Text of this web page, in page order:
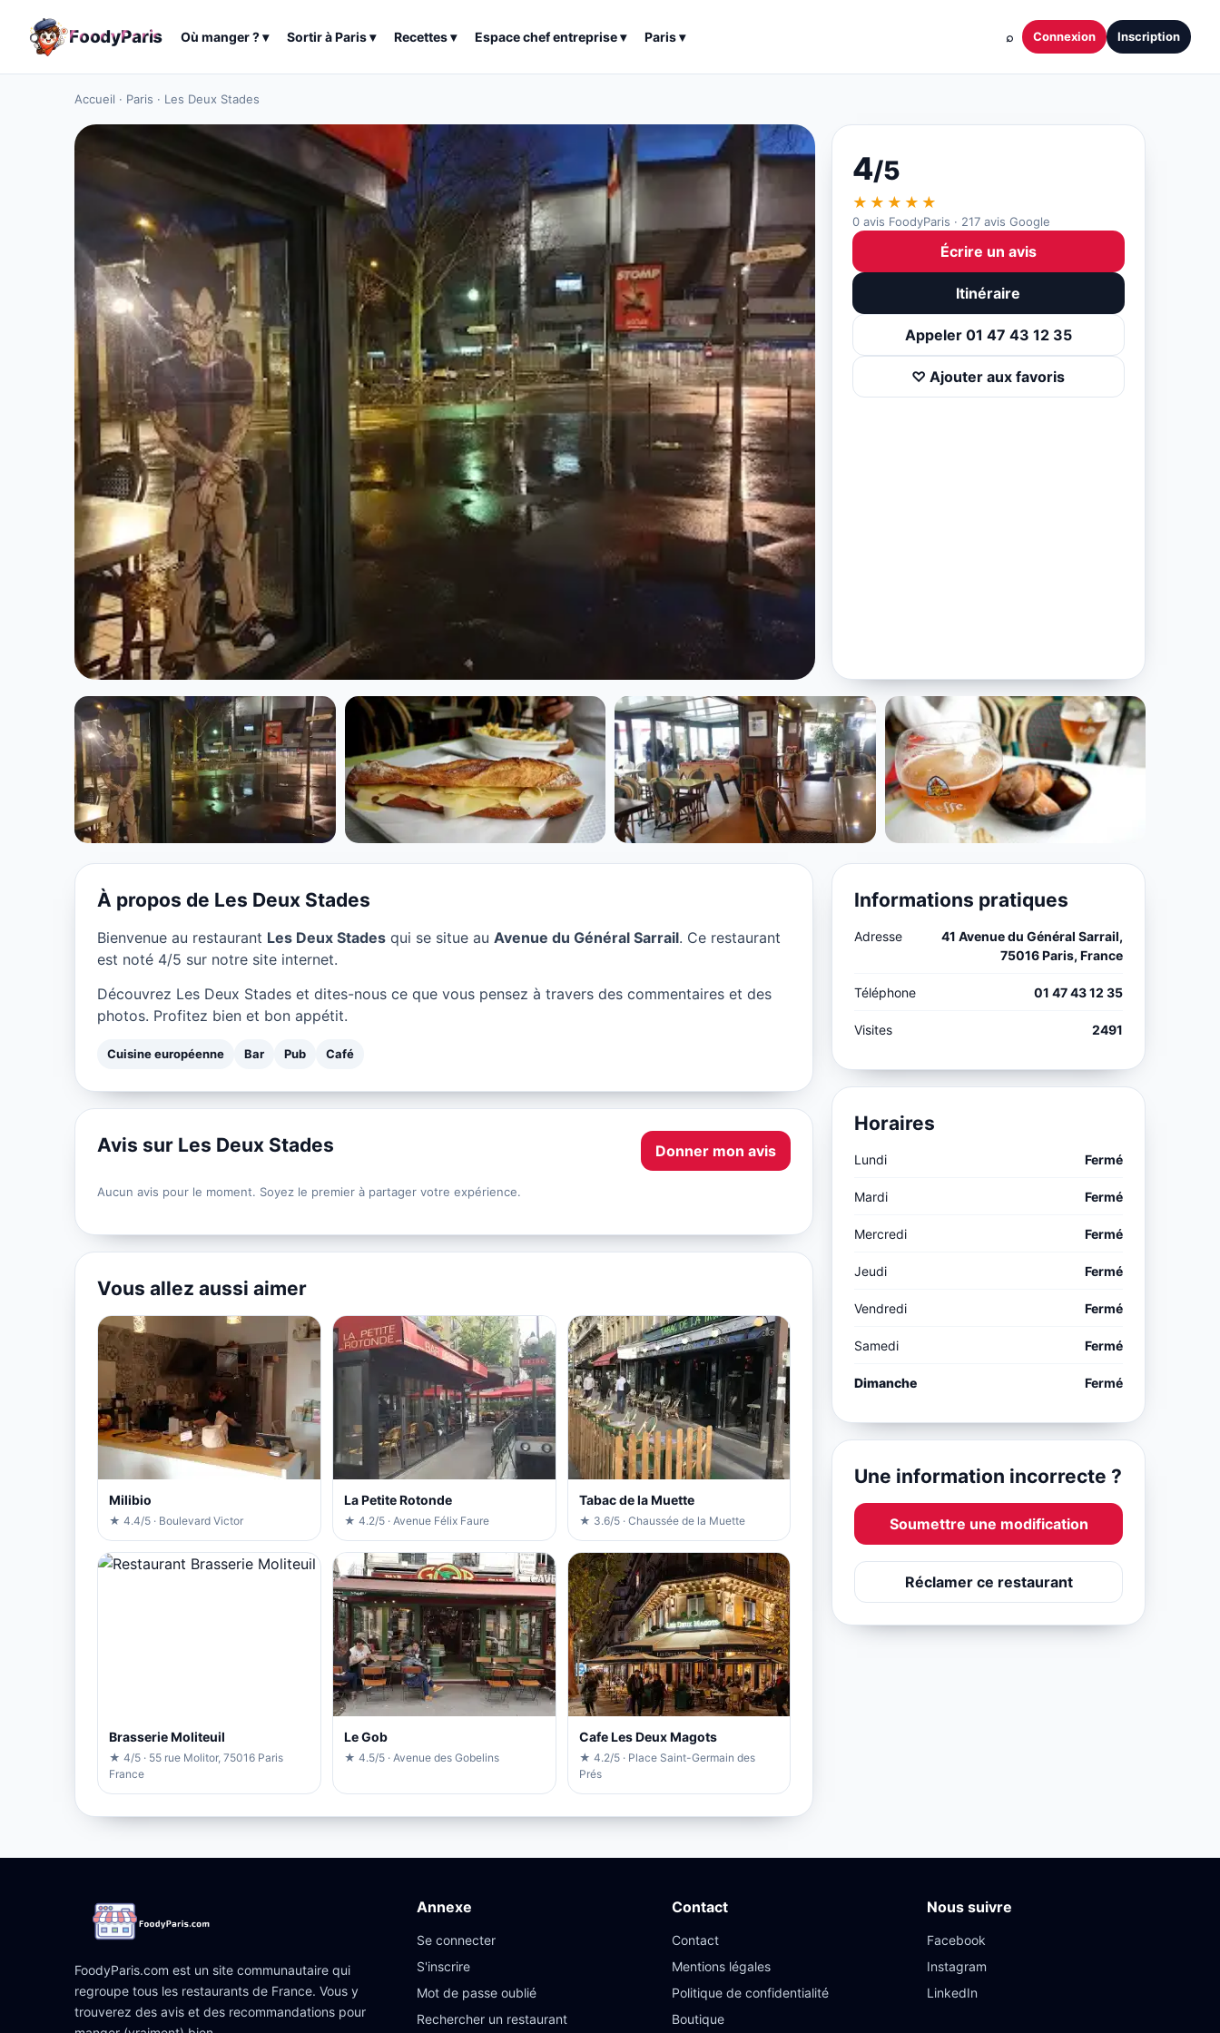
FoodyParis Où manger ?▾ Sortir àParis▾ Recettes▾ Espace chef entreprise▾ Paris▾ ⌕ Connexion Inscription
Accueil · Paris · Les Deux Stades
CUISINE EUROPÉENNE
Les Deux Stades à Paris
★ 4/5
4/5
★★★★★
0 avis FoodyParis · 217 avis Google
Écrire un avis
Itinéraire
Appeler 01 47 43 12 35
♡ Ajouter aux favoris
À propos de Les Deux Stades
Bienvenue au restaurant Les Deux Stades qui se situe au Avenue du Général Sarrail. Ce restaurant
est noté 4/5 sur notre site internet.
Découvrez Les Deux Stades et dites-nous ce que vous pensez à travers des commentaires et des
photos. Profitez bien et bon appétit.
Cuisine européenne Bar Pub Café
Avis sur Les Deux Stades Donner mon avis
Aucun avis pour le moment. Soyez le premier à partager votre expérience.
Vous allez aussi aimer
Milibio
★ 4.4/5 · Boulevard Victor
La Petite Rotonde
★ 4.2/5 · Avenue Félix Faure
Tabac de la Muette
★ 3.6/5 · Chaussée de la Muette
Brasserie Moliteuil
★ 4/5 · 55 rue Molitor, 75016 Paris
France
Le Gob
★ 4.5/5 · Avenue des Gobelins
Cafe Les Deux Magots
★ 4.2/5 · Place Saint-Germain des
Prés
Informations pratiques
Adresse
41 Avenue du Général Sarrail,
75016 Paris, France
Téléphone 01 47 43 12 35
Visites 2491
Horaires
Lundi Fermé
Mardi Fermé
Mercredi Fermé
Jeudi Fermé
Vendredi Fermé
Samedi Fermé
Dimanche Fermé
Une information incorrecte ?
Soumettre une modification
Réclamer ce restaurant
FoodyParis.com est un site communautaire qui
regroupe tous les restaurants de France. Vous y
trouverez des avis et des recommandations pour
Annexe
Se connecter
S'inscrire
Mot de passe oublié
Rechercher un restaurant
Contact
Contact
Mentions légales
Politique de confidentialité
Boutique
Nous suivre
Facebook
Instagram
LinkedIn